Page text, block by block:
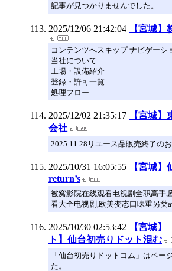
記事が見つかりませんでした。
2025/12/06 21:42:04 【宮城
コンテンツへスキップ ナビゲーシ
当社について
工場・設備紹介
登録・許可一覧
処理フロー
2025/12/02 21:35:17
【宮城
会社
2025.11.28リユース品販売終了の
2025/10/31 16:05:55
【宮城
return’s
被窝影院在线观看电视剧全职高手,
看大全电视剧,欧美变态口味重另类
2025/10/30 02:53:42
【宮城
ト】仙台初売りドット混む
「仙台初売りドットコム」はペー
た。